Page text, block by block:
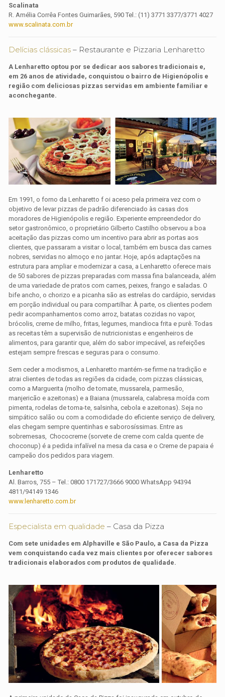
Scalinata
R. Amélia Corrêa Fontes Guimarães, 590 Tel.: (11) 3771 3377/3771 4027
www.scalinata.com.br
Delícias clássicas – Restaurante e Pizzaria Lenharetto
A Lenharetto optou por se dedicar aos sabores tradicionais e,
em 26 anos de atividade, conquistou o bairro de Higienópolis e
região com deliciosas pizzas servidas em ambiente familiar e
aconchegante.
Em 1991, o forno da Lenharetto f oi aceso pela primeira vez com o
objetivo de levar pizzas de padrão diferenciado às casas dos
moradores de Higienópolis e região. Experiente empreendedor do
setor gastronômico, o proprietário Gilberto Castilho observou a boa
aceitação das pizzas como um incentivo para abrir as portas aos
clientes, que passaram a visitar o local, também em busca das carnes
nobres, servidas no almoço e no jantar. Hoje, após adaptações na
estrutura para ampliar e modernizar a casa, a Lenharetto oferece mais
de 50 sabores de pizzas preparadas com massa fina balanceada, além
de uma variedade de pratos com carnes, peixes, frango e saladas. O
bife ancho, o chorizo e a picanha são as estrelas do cardápio, servidas
em porção individual ou para compartilhar. À parte, os clientes podem
pedir acompanhamentos como arroz, batatas cozidas no vapor,
brócolis, creme de milho, fritas, legumes, mandioca frita e purê. Todas
as receitas têm a supervisão de nutricionistas e engenheiros de
alimentos, para garantir que, além do sabor impecável, as refeições
estejam sempre frescas e seguras para o consumo.
Sem ceder a modismos, a Lenharetto mantém-se firme na tradição e
atrai clientes de todas as regiões da cidade, com pizzas clássicas,
como a Marguerita (molho de tomate, mussarela, parmesão,
manjericão e azeitonas) e a Baiana (mussarela, calabresa moída com
pimenta, rodelas de toma-te, salsinha, cebola e azeitonas). Seja no
simpático salão ou com a comodidade do eficiente serviço de delivery,
elas chegam sempre quentinhas e saborosíssimas. Entre as
sobremesas, Chococreme (sorvete de creme com calda quente de
choconup) é a pedida infalível na mesa da casa e o Creme de papaia é
campeão dos pedidos para viagem.
Lenharetto
Al. Barros, 755 – Tel.: 0800 171727/3666 9000 WhatsApp 94394
4811/94149 1346
www.lenharetto.com.br
Especialista em qualidade – Casa da Pizza
Com sete unidades em Alphaville e São Paulo, a Casa da Pizza
vem conquistando cada vez mais clientes por oferecer sabores
tradicionais elaborados com produtos de qualidade.